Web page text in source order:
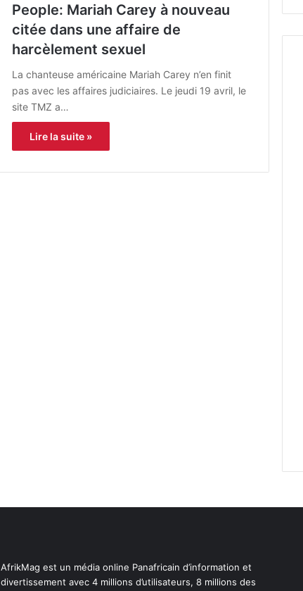
People: Mariah Carey à nouveau
citée dans une affaire de
harcèlement sexuel
La chanteuse américaine Mariah Carey n’en finit
pas avec les affaires judiciaires. Le jeudi 19 avril, le
site TMZ a…
Lire la suite »
AfrikMag est un média online Panafricain d’information et
divertissement avec 4 millions d’utilisateurs, 8 millions des